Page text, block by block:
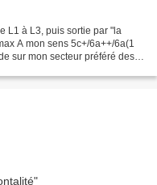
L1 à L3, puis sortie par "la
A mon sens 5c+/6a++/6a(1
sur mon secteur préféré des